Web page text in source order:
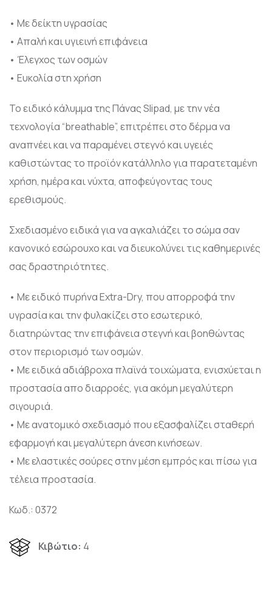
• Με δείκτη υγρασίας
• Απαλή και υγιεινή επιφάνεια
• Έλεγχος των οσμών
• Ευκολία στη χρήση
Το ειδικό κάλυμμα της Πάνας Slipad, με την νέα
τεχνολογία “breathable”, επιτρέπει στο δέρμα να
αναπνέει και να παραμένει στεγνό και υγειές
καθιστώντας το προϊόν κατάλληλο για παρατεταμένη
χρήση, ημέρα και νύχτα, αποφεύγοντας τους
ερεθισμούς.
Σχεδιασμένο ειδικά για να αγκαλιάζει το σώμα σαν
κανονικό εσώρουχο και να διευκολύνει τις καθημερινές
σας δραστηριότητες.
• Με ειδικό πυρήνα Extra-Dry, που απορροφά την
υγρασία και την φυλακίζει στο εσωτερικό,
διατηρώντας την επιφάνεια στεγνή και βοηθώντας
στον περιορισμό των οσμών.
• Mε ειδικά αδιάβροχα πλαϊνά τοιχώματα, ενισχύεται η
προστασία απο διαρροές, για ακόμη μεγαλύτερη
σιγουριά.
• Με ανατομικό σχεδιασμό που εξασφαλίζει σταθερή
εφαρμογή και μεγαλύτερη άνεση κινήσεων.
• Με ελαστικές σούρες στην μέση εμπρός και πίσω για
τέλεια προστασία.
Κωδ.: 0372
Κιβώτιο: 4